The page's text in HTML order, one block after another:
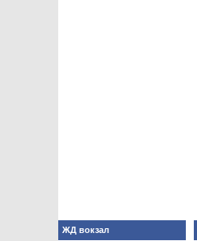
ЖД вокзал